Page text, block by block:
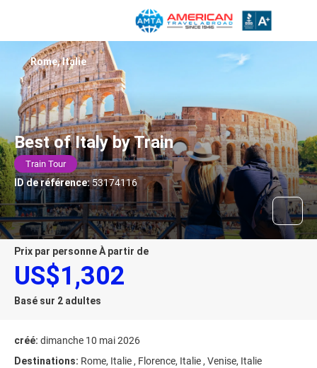
Best of Italy by Train
Train Tour
ID de référence:53174116
Rome, Italie
prix par personne À partir de
US$1,302
Basé sur 2 adultes
créé: dimanche 10 mai 2026
Destinations: Rome, Italie , Florence, Italie , Venise, Italie